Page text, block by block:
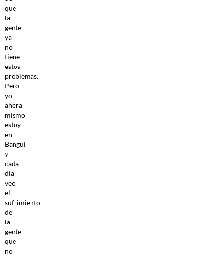
que
la
gente
ya
no
tiene
estos
problemas.
Pero
yo
ahora
mismo
estoy
en
Bangui
y
cada
día
veo
el
sufrimiento
de
la
gente
que
no